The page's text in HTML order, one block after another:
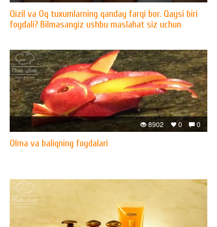
Qizil va Oq tuxumlarning qanday farqi bor. Qaysi biri
foydali? Bilmasangiz ushbu maslahat siz uchun
0
0
8902
Olma va baliqning foydalari